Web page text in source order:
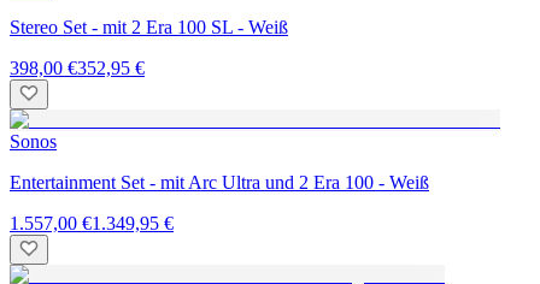
Stereo Set - mit 2 Era 100 SL - Weiß
398,00 €352,95 €
Sonos
Entertainment Set - mit Arc Ultra und 2 Era 100 - Weiß
1.557,00 €1.349,95 €